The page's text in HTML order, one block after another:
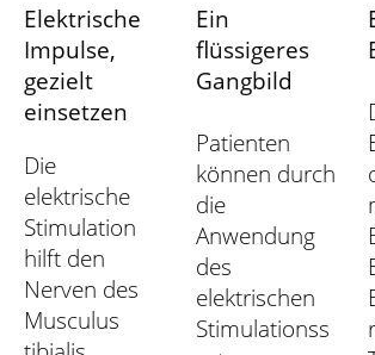
Elektrische
Impulse,
gezielt
einsetzen
Die
elektrische
Stimulation
hilft den
Nerven des
Musculus
Ein
flüssigeres
Gangbild
Patienten
können durch
die
Anwendung
des
elektrischen
Stimulationss